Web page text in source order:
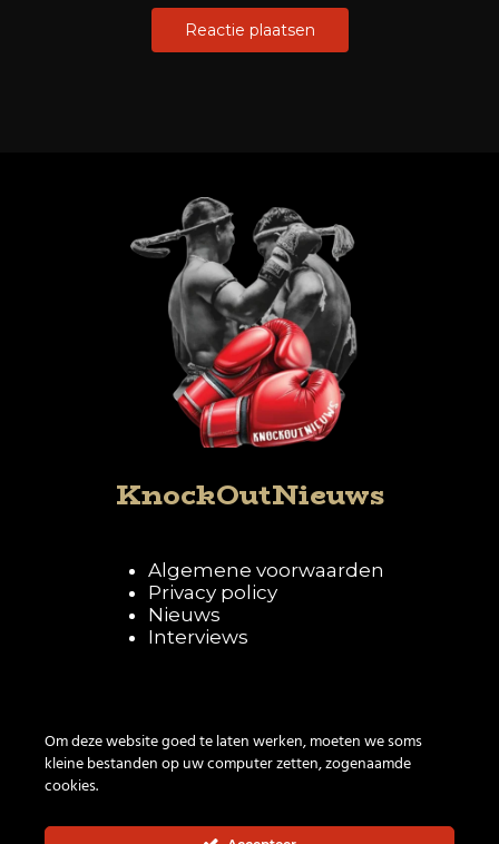
KnockOutNieuws
Algemene voorwaarden
Privacy policy
Nieuws
Interviews
Om deze website goed te laten werken, moeten we soms
kleine bestanden op uw computer zetten, zogenaamde
cookies.